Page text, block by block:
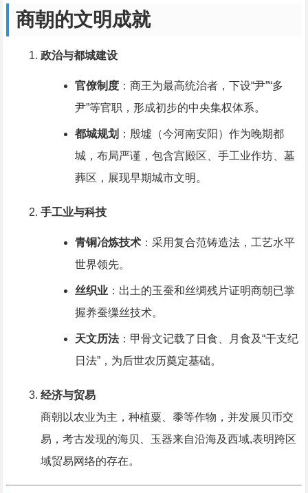
商朝的文明成就
政治与都城建设
官僚制度：商王为最高统治者，下设“尹”“多
尹”等官职，形成初步的中央集权体系。
都城规划 ：殷墟（今河南安阳）作为晚期都
城，布局严谨，包含宫殿区、手工业作坊、墓
葬区，展现早期城市文明。
手工业与科技
青铜冶炼技术：采用复合范铸造法，工艺水平
世界领先。
丝织业：出土的玉蚕和丝绸残片证明商朝已掌
握养蚕缫丝技术。
天文历法：甲骨文记载了日食、月食及“干支纪
日法”，为后世农历奠定基础。
经济与贸易
商朝以农业为主，种植粟、黍等作物，并发展贝币交
易，考古发现的海贝、玉器来自沿海及西域,表明跨区
域贸易网络的存在。